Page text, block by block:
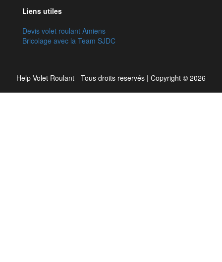
Liens utiles
Devis volet roulant Amiens
Bricolage avec la Team SJDC
Help Volet Roulant - Tous droits reservés | Copyright © 2026